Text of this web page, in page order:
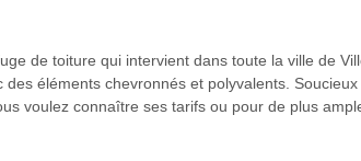
de toiture qui intervient dans toute la ville de
éléments chevronnés et polyvalents.
voulez connaître ses tarifs ou pour de plus